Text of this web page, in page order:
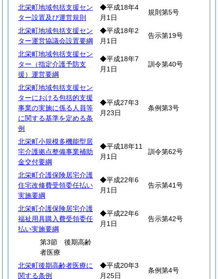
北栄町地域包括支援セン
ター設置及び運営規則
◆平成18年4
月1日
規則第5号
北栄町地域包括支援セン
ター運営協議会設置要綱
◆平成18年2
月1日
告示第19号
北栄町地域包括支援セン
ター（指定介護予防支
援）運営要綱
◆平成18年7
月1日
訓令第40号
北栄町地域包括支援セン
ターにおける包括的支援
事業の実施に係る人員等
に関する基準を定める条
例
◆平成27年3
月23日
条例第3号
北栄町小規模多機能型居
宅介護拠点整備事業補助
金交付要綱
◆平成18年11
月1日
訓令第62号
北栄町介護保険居宅介護
住宅改修費受領委任払い
実施要綱
◆平成22年6
月1日
告示第41号
北栄町介護保険居宅介護
福祉用具購入費受領委任
払い実施要綱
◆平成22年6
月1日
告示第42号
第3節 後期高齢
者医療
北栄町後期高齢者医療に
関する条例
◆平成20年3
月25日
条例第4号